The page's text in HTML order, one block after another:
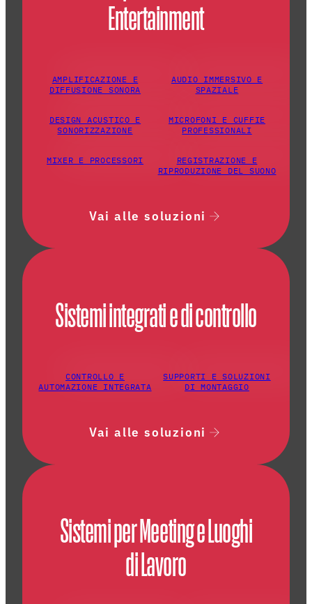
Entertainment
AMPLIFICAZIONE E
DIFFUSIONE SONORA
AUDIO IMMERSIVO E
SPAZIALE
DESIGN ACUSTICO E
SONORIZZAZIONE
MICROFONI E CUFFIE
PROFESSIONALI
MIXER E PROCESSORI
REGISTRAZIONE E
RIPRODUZIONE DEL SUONO
Vai alle soluzioni
Sistemi integrati e di controllo
CONTROLLO E
AUTOMAZIONE INTEGRATA
SUPPORTI E SOLUZIONI
DI MONTAGGIO
Vai alle soluzioni
Sistemi per Meeting e Luoghi
di Lavoro